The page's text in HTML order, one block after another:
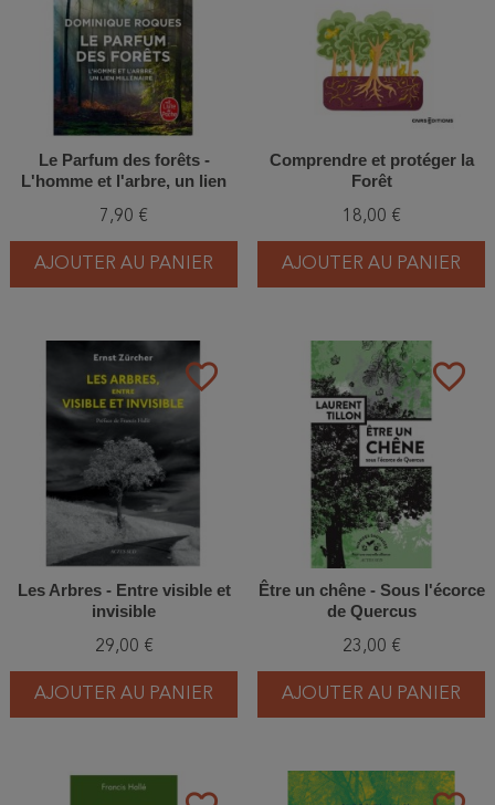
Le Parfum des forêts -
L'homme et l'arbre, un lien
7,90 €
AJOUTER AU PANIER
Comprendre et protéger la
Forêt
18,00 €
AJOUTER AU PANIER
favorite_border
Les Arbres - Entre visible et
invisible
29,00 €
AJOUTER AU PANIER
favorite_border
Être un chêne - Sous l'écorce
de Quercus
23,00 €
AJOUTER AU PANIER